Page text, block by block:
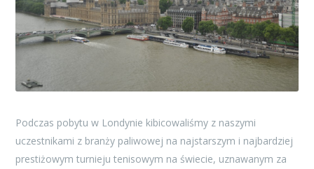
Podczas pobytu w Londynie kibicowaliśmy z naszymi
uczestnikami z branży paliwowej na najstarszym i najbardziej
prestiżowym turnieju tenisowym na świecie, uznawanym za